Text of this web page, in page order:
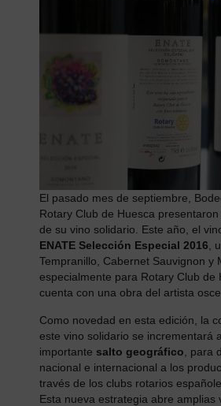
El pasado mes de septiembre,
Rotary Club de Huesca
de su vino solidario. Este año, el
ENATE Selección Especial 2016,
Tempranillo, Cabernet Sauvignon y
especialmente para Rotary Club de
cuenta con una obra del artista
Como novedad en esta edición, la
este vino solidario se incrementará
importante salto geográfico , para
nacional e internacional a los
través de los clubs rotarios
Esta nueva estrategia abre amplias